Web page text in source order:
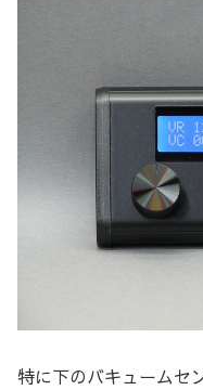
特に下のバキュームセ